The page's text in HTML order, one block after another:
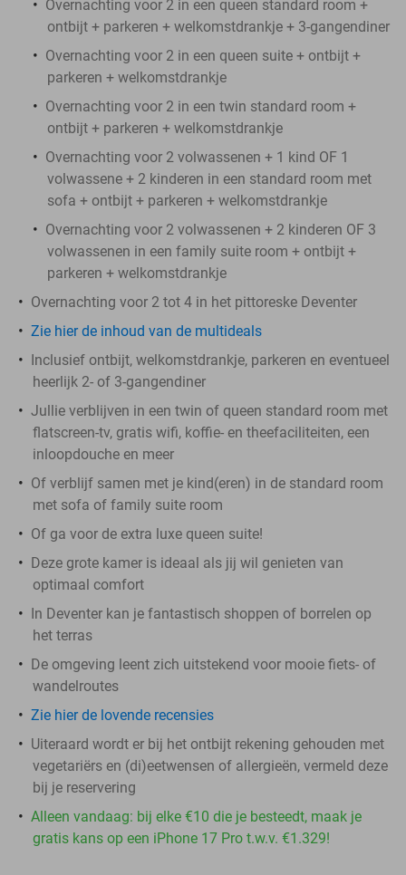
Overnachting voor 2 in een queen standard room +
ontbijt + parkeren + welkomstdrankje + 3-gangendiner
Overnachting voor 2 in een queen suite + ontbijt +
parkeren + welkomstdrankje
Overnachting voor 2 in een twin standard room +
ontbijt + parkeren + welkomstdrankje
Overnachting voor 2 volwassenen + 1 kind OF 1
volwassene + 2 kinderen in een standard room met
sofa + ontbijt + parkeren + welkomstdrankje
Overnachting voor 2 volwassenen + 2 kinderen OF 3
volwassenen in een family suite room + ontbijt +
parkeren + welkomstdrankje
Overnachting voor 2 tot 4 in het pittoreske Deventer
Zie hier de inhoud van de multideals
Inclusief ontbijt, welkomstdrankje, parkeren en eventueel
heerlijk 2- of 3-gangendiner
Jullie verblijven in een twin of queen standard room met
flatscreen-tv, gratis wifi, koffie- en theefaciliteiten, een
inloopdouche en meer
Of verblijf samen met je kind(eren) in de standard room
met sofa of family suite room
Of ga voor de extra luxe queen suite!
Deze grote kamer is ideaal als jij wil genieten van
optimaal comfort
In Deventer kan je fantastisch shoppen of borrelen op
het terras
De omgeving leent zich uitstekend voor mooie fiets- of
wandelroutes
Zie hier de lovende recensies
Uiteraard wordt er bij het ontbijt rekening gehouden met
vegetariërs en (di)eetwensen of allergieën, vermeld deze
bij je reservering
Alleen vandaag: bij elke €10 die je besteedt, maak je
gratis kans op een iPhone 17 Pro t.w.v. €1.329!